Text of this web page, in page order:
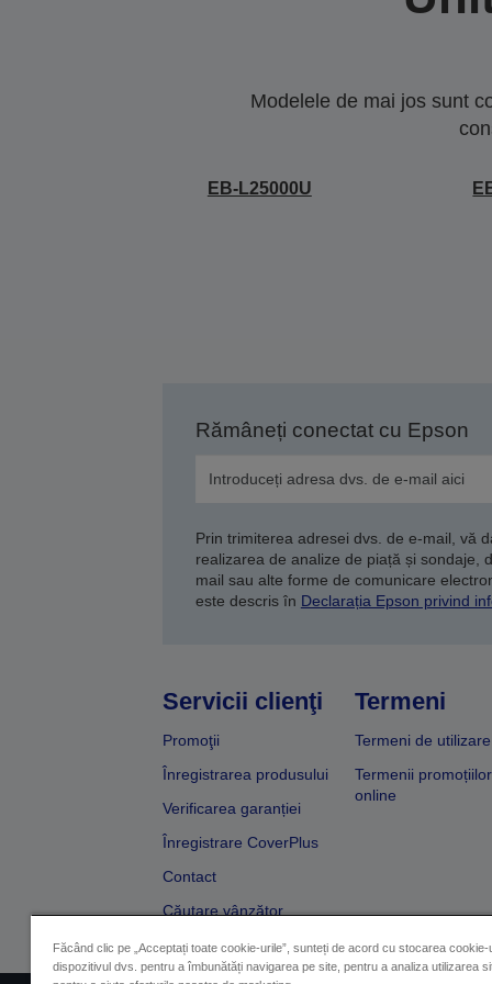
Modelele de mai jos sunt
EB-L25000U
Rămâneți conectat cu Epson
Prin trimiterea adresei dvs. de e-mail, vă
realizarea de analize de piață și sondaje,
mail sau alte forme de comunicare
este descris în Declarația Epson privind
Servicii clienţi
Promoţii
Înregistrarea produsului
Verificarea garanției
Înregistrare CoverPlus
Contact
Căutare vânzător
Termeni
Termeni de utilizare
Termenii promoțiilor
online
Făcând clic pe „Acceptați toate cookie-urile”, sunteți de acord cu stocarea cookie-
dispozitivul dvs. pentru a îmbunătăți navigarea pe site, pentru a analiza utilizarea